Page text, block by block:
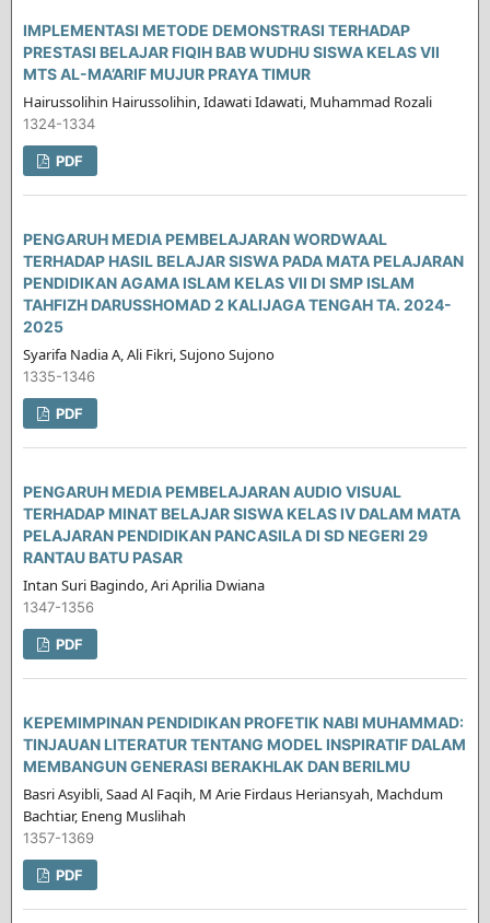
IMPLEMENTASI METODE DEMONSTRASI TERHADAP
PRESTASI BELAJAR FIQIH BAB WUDHU SISWA KELAS VII
MTS AL-MA’ARIF MUJUR PRAYA TIMUR
Hairussolihin Hairussolihin, Idawati Idawati, Muhammad Rozali
1324-1334
PDF
PENGARUH MEDIA PEMBELAJARAN WORDWAAL
TERHADAP HASIL BELAJAR SISWA PADA MATA PELAJARAN
PENDIDIKAN AGAMA ISLAM KELAS VII DI SMP ISLAM
TAHFIZH DARUSSHOMAD 2 KALIJAGA TENGAH TA. 2024-
2025
Syarifa Nadia A, Ali Fikri, Sujono Sujono
1335-1346
PDF
PENGARUH MEDIA PEMBELAJARAN AUDIO VISUAL
TERHADAP MINAT BELAJAR SISWA KELAS IV DALAM MATA
PELAJARAN PENDIDIKAN PANCASILA DI SD NEGERI 29
RANTAU BATU PASAR
Intan Suri Bagindo, Ari Aprilia Dwiana
1347-1356
PDF
KEPEMIMPINAN PENDIDIKAN PROFETIK NABI MUHAMMAD:
TINJAUAN LITERATUR TENTANG MODEL INSPIRATIF DALAM
MEMBANGUN GENERASI BERAKHLAK DAN BERILMU
Basri Asyibli, Saad Al Faqih, M Arie Firdaus Heriansyah, Machdum
Bachtiar, Eneng Muslihah
1357-1369
PDF